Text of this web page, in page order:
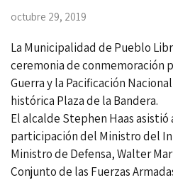
octubre 29, 2019
La Municipalidad de Pueblo
ceremonia de conmemoración
Guerra y la Pacificación
histórica Plaza de la Bandera.
El alcalde Stephen Haas
participación del Ministro del
Ministro de Defensa, Walter
Conjunto de las Fuerzas